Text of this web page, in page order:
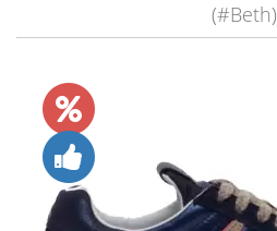
(#Beth)